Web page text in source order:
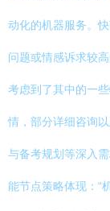
动化的机器服务。
问题或情感诉求较
考虑到了其中的一
情，部分详细咨询
与备考规划等深入
能节点策略体现：“